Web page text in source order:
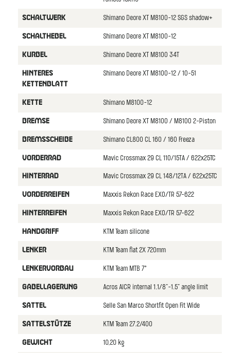
SCHALTWERK Shimano Deore XT M8100-12 SGS shadow+
SCHALTHEBEL Shimano Deore XT M8100-12
KURBEL Shimano Deore XT M8100 34T
HINTERES
KETTENBLATT
Shimano Deore XT M8100-12 / 10-51
KETTE Shimano M8100-12
BREMSE Shimano Deore XT M8100 / M8100 2-Piston
BREMSSCHEIBE Shimano CL800 CL 160 / 160 Freeza
VORDERRAD Mavic Crossmax 29 CL 110/15TA / 622x25TC
HINTERRAD Mavic Crossmax 29 CL 148/12TA / 622x25TC
VORDERREIFEN Maxxis Rekon Race EXO/TR 57-622
HINTERREIFEN Maxxis Rekon Race EXO/TR 57-622
HANDGRIFF KTM Team silicone
LENKER KTM Team flat 2X 720mm
LENKERVORBAU KTM Team MTB 7°
GABELLAGERUNG Acros AICR internal 1.1/8"-1.5" angle limit
SATTEL Selle San Marco Shortfit Open Fit Wide
SATTELSTÜTZE KTM Team 27.2/400
GEWICHT 10,20 kg